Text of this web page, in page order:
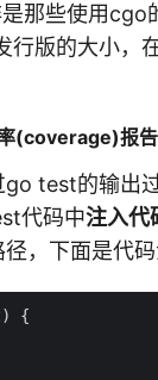
那些使用cgo
行版的大小，
(coverage)报
go test的输出
代码中注入代
，下面是代码
{